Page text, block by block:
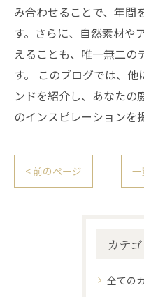
み合わせることで、年間
す。さらに、自然素材や
えることも、唯一無二の
す。 このブログでは、
ンドを紹介し、あなたの
のインスピレーションを
< 前のページ 一
カテ
全ての